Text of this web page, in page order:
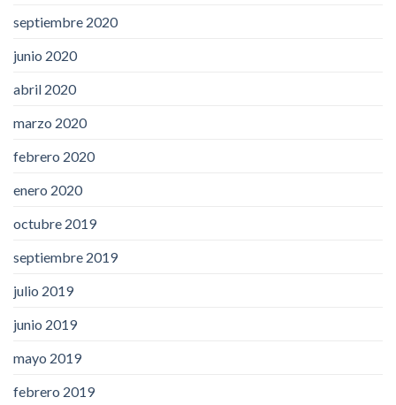
septiembre 2020
junio 2020
abril 2020
marzo 2020
febrero 2020
enero 2020
octubre 2019
septiembre 2019
julio 2019
junio 2019
mayo 2019
febrero 2019